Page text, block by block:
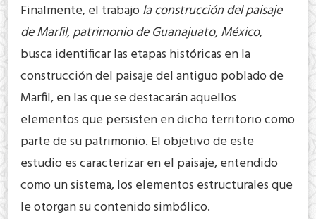
Finalmente, el trabajola construcción del paisaje
de Marfil, patrimonio de Guanajuato, México,
busca identificar las etapas históricas en la
construcción del paisaje del antiguo poblado de
Marfil, en las que se destacarán aquellos
elementos que persisten en dicho territorio como
parte de su patrimonio. El objetivo de este
estudio es caracterizar en el paisaje, entendido
como un sistema, los elementos estructurales que
le otorgan su contenido simbólico.